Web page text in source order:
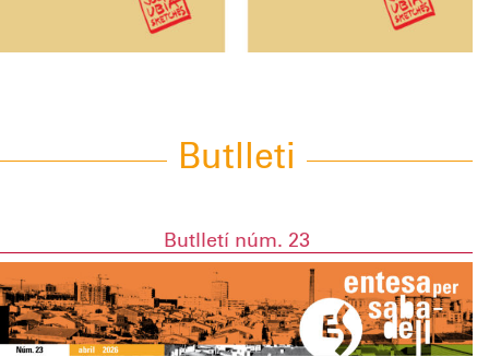
Butlleti
Butlletí núm. 23